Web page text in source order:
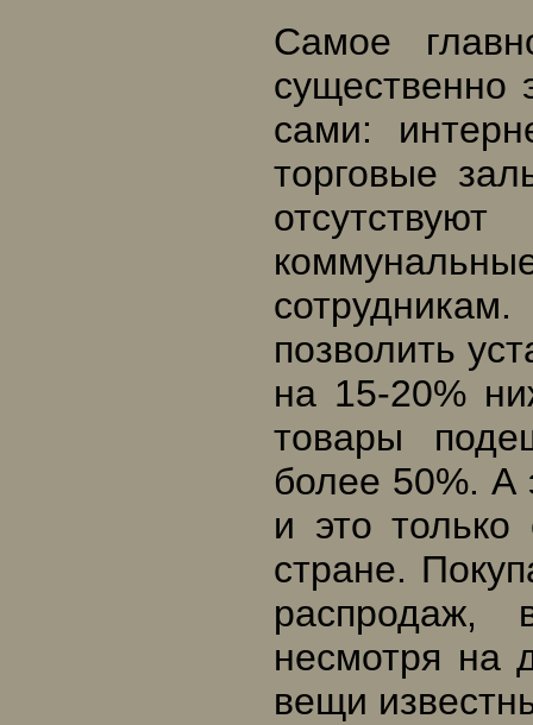
Самое
существенно
сами:
торговые
позволить
на 15-20%
товары
более 50%. А
и это
стране.
распродаж,
несмотря на
вещи